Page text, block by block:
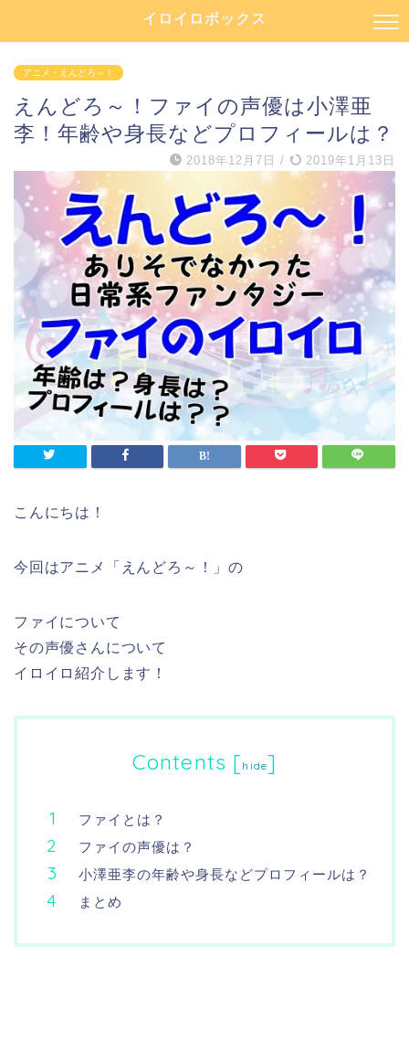
イロイロボックス
アニメ・えんどろ～！
えんどろ～！ファイの声優は小澤亜
李！年齢や身長などプロフィールは？
2018年12月7日 / 2019年1月13日
こんにちは！
今回はアニメ「えんどろ～！」の
ファイについて
その声優さんについて
イロイロ紹介します！
Contents [hide]
ファイとは？
ファイの声優は？
小澤亜李の年齢や身長などプロフィールは？
まとめ